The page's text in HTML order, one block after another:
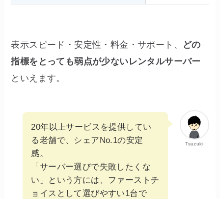
表示スピード・安定性・料金・サポート、
どの
指標をとっても弱点が少ないレンタルサーバー
といえます。
Tsuzuki
20年以上サービスを提供してい
る老舗で、シェアNo.1の安定
感。
「サーバー選びで失敗したくな
い」という方には、ファーストチ
ョイスとして選びやすい1台で